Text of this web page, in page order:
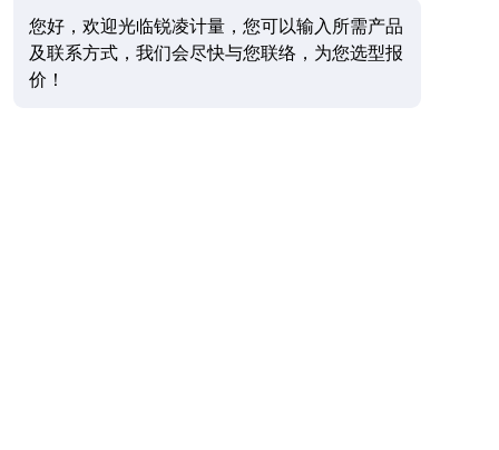
您好，欢迎光临锐凌计量，您可以输入所需产品
及联系方式，我们会尽快与您联络，为您选型报
价！